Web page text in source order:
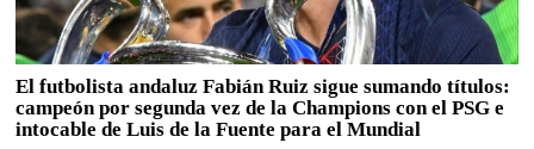
El futbolista andaluz Fabián Ruiz sigue sumando títulos:
campeón por segunda vez de la Champions con el PSG e
intocable de Luis de la Fuente para el Mundial